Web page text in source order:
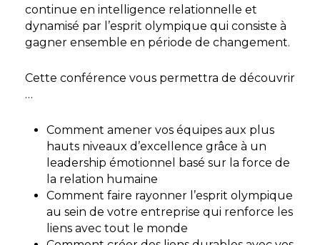
continue en intelligence relationnelle et
dynamisé par l’esprit olympique qui consiste à
gagner ensemble en période de changement.
Cette conférence vous permettra de découvrir
…
Comment amener vos équipes aux plus
hauts niveaux d’excellence grâce à un
leadership émotionnel basé sur la force de
la relation humaine
Comment faire rayonner l’esprit olympique
au sein de votre entreprise qui renforce les
liens avec tout le monde